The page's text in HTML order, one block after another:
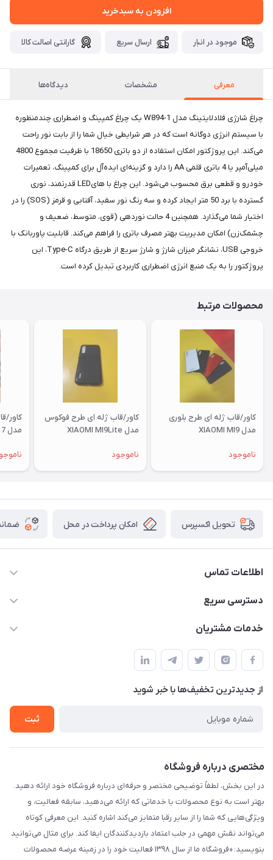
افزودن به سبدخرید
موجود در انبار ارسال سریع گارانتی اصالت کالا
معرفی مشخصات دیدگاه‌ها
چراغ شارژی فلادلایتینگ مدل W894-1 یک چراغ کمپینگ و اضطراری چندمنظوره
با سیستم انرژی دوگانه است که در هر شرایطی خیال شما را از بابت نور راحت
می‌کند. این پروژکتور امکان استفاده از دو باتری 18650 با ظرفیت مجموع 4800
میلی‌آمپر یا 4 باتری قلمی AA را دارد و گزینه‌ای ایده‌آل برای کمپینگ، تعمیرات
خودرو و قطعی برق محسوب می‌شود. این چراغ با هایLED قدرتمند، نوری
گسترده با برد 50 متر ایجاد کرده و سه رنگ نور سفید، آفتابی و قرمز (SOS) را در
اختیار شما می‌گذارد. همچنین 4 حالت نوردهی (قوی، متوسط، ضعیف و
چشمک‌زن) امکان مدیریت بهتر مصرف باتری را فراهم می‌کند. قابلیت پاوربانک با
خروجی USB، نشانگر میزان شارژ و شارژ سریع از طریق درگاه Type-C، این
پروژکتور را به یک منبع انرژی اضطراری کاربردی تبدیل کرده است.
محصولات مرتبط
کاور/قاب ژله ای طرح بلوری
مدل XIAOMI MI9
ناموجود
کاور/قاب ژله ای طرح فوکوس
مدل XIAOMI MI9Lite
ناموجود
کاور/
مدل XIAOMI RM 7
تحویل اکسپرس امکان پرداخت در محل
اطلاعات تماس
09332394024-09120346631
دسترسی سریع
حساب کاربری
لیست محصولات
درباره ما
خدمات مشتریان
قوانین و مقررات
حریم خصوصی
راهنما
از جدید‌ترین تخفیف‌ها با‌ خبر شوید
ثبت
مختصری درباره فروشگاه
در این بخش، لطفاً توضیحی مختصر و حرفه‌ای درباره فروشگاه خود ارائه دهید.
بهتر است به نوع محصولات یا خدماتی که ارائه می‌دهید، سابقه فعالیت، و
ویژگی‌هایی که شما را از سایر رقبا متمایز می‌کند اشاره کنید. این معرفی کوتاه
می‌تواند نقش مهمی در جلب اعتماد بازدیدکنندگان ایفا کند. برای مثال می‌توانید
بنویسید: «فروشگاه ما از سال ۱۳۹۸ فعالیت خود را در زمینه عرضه محصولات